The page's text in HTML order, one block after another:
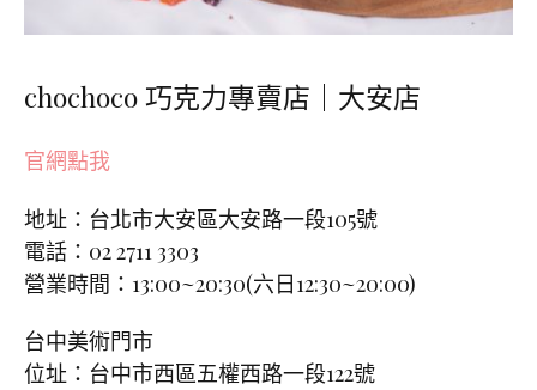
chochoco 巧克力專賣店｜大安店
官網點我
地址：台北市大安區大安路一段105號
電話：02 2711 3303
營業時間：13:00~20:30(六日12:30~20:00)
台中美術門市
位址：台中市西區五權西路一段122號